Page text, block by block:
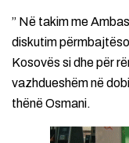
” Në takim me
diskutim
Kosovës si dhe për
vazhdueshëm në
thënë Osmani.